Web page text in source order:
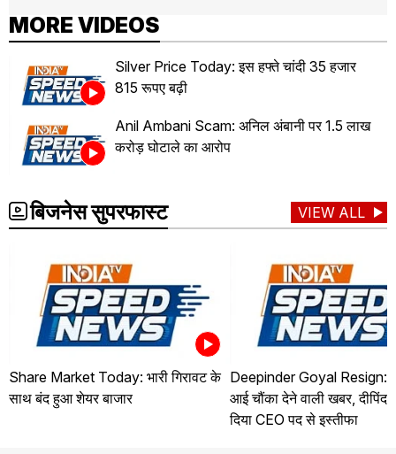
MORE VIDEOS
Silver Price Today: इस हफ्ते चांदी 35 हजार
815 रूपए बढ़ी
Anil Ambani Scam: अनिल अंबानी पर 1.5 लाख
करोड़ घोटाले का आरोप
बिजनेस सुपरफास्ट VIEW ALL
Share Market Today: भारी गिरावट के
साथ बंद हुआ शेयर बाजार
Deepinder Goyal Resign:
आई चौंका देने वाली खबर,
दिया CEO पद से इस्तीफा